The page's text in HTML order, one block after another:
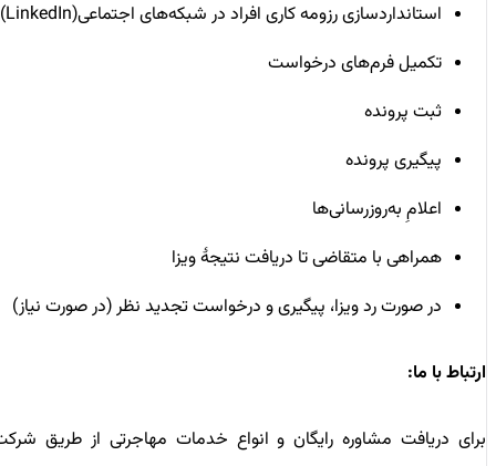
استانداردسازی رزومه کاری افراد در شبکه‌های اجتماعی(LinkedIn)
تکمیل فرم‌های درخواست
ثبت پرونده
پیگیری پرونده
اعلامِ به‌روزرسانی‌ها
همراهی با متقاضی تا دریافت نتیجۀ ویزا
در صورت رد ویزا، پیگیری و درخواست تجدید نظر (در صورت نیاز)
ارتباط با ما:
برای دریافت مشاوره رایگان و انواع خدمات مهاجرتی از طریق شرکت